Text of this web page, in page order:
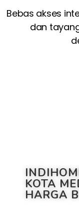
Bebas akses
dan
KOTA
HARGA